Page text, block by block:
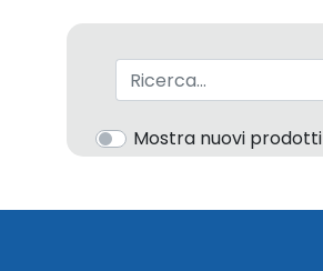
Barra di ricerca
Mostra nuovi prodotti